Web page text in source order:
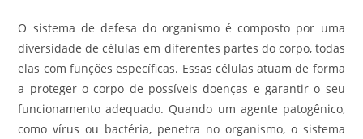
O sistema de defesa do organismo é composto por uma
diversidade de células em diferentes partes do corpo, todas
elas com funções específicas. Essas células atuam de forma
a proteger o corpo de possíveis doenças e garantir o seu
funcionamento adequado. Quando um agente patogênico,
como vírus ou bactéria, penetra no organismo, o sistema